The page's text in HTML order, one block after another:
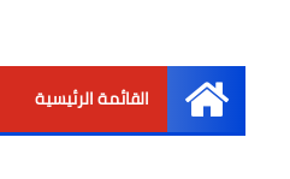
الرئيسية
القائمة الرئيسية